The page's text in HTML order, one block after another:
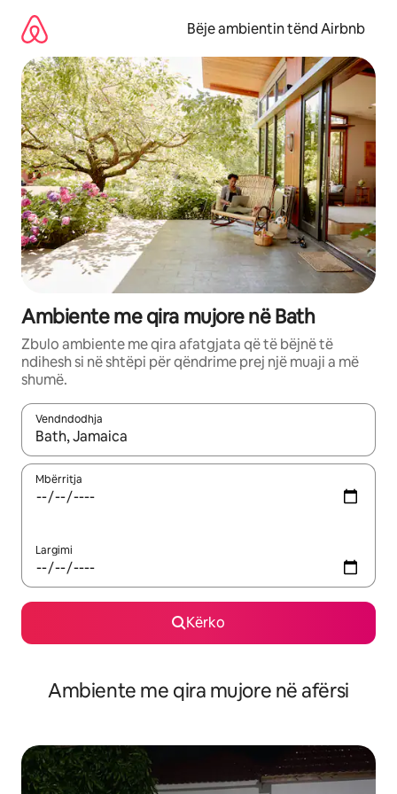
përmbajtja
Bëje ambientin tënd Airbnb
Ambiente me qira mujore në Bath
Zbulo ambiente me qira afatgjata që të bëjnë të
ndihesh si në shtëpi për qëndrime prej një muaji a më
shumë.
Vendndodhja
Kur rezultatet të jenë të disponueshme, lëviz me butonat e
Mbërritja
Largimi
Kërko
Ambiente me qira mujore në afërsi